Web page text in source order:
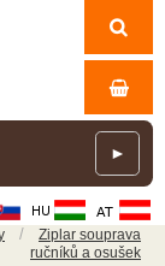
►
/
Ziplar souprava
ručníků a osušek